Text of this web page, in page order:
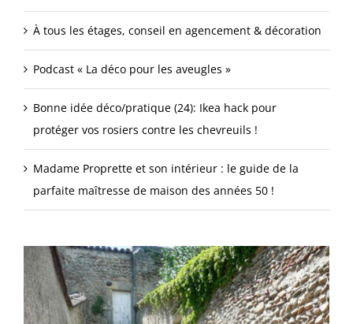
À tous les étages, conseil en agencement & décoration
Podcast « La déco pour les aveugles »
Bonne idée déco/pratique (24): Ikea hack pour
protéger vos rosiers contre les chevreuils !
Madame Proprette et son intérieur : le guide de la
parfaite maîtresse de maison des années 50 !